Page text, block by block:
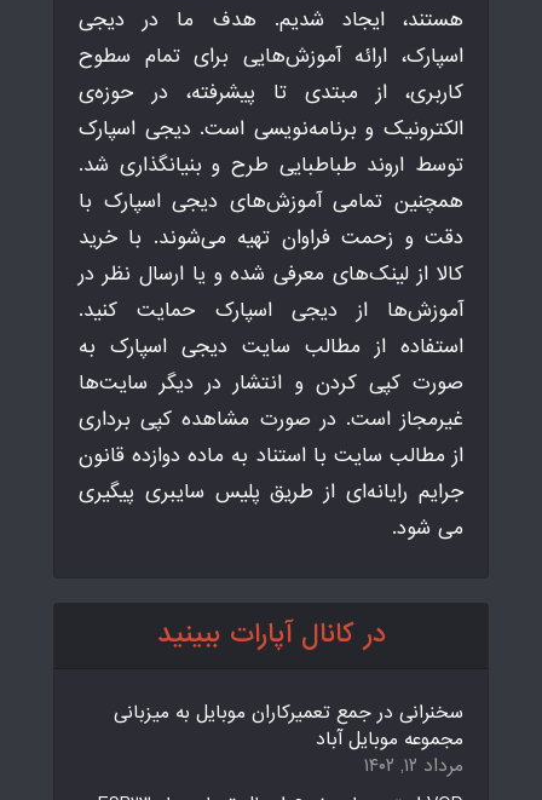
هستند، ایجاد شدیم. هدف ما در دیجی
اسپارک، ارائه آموزش‌هایی برای تمام سطوح
کاربری، از مبتدی تا پیشرفته، در حوزه‌ی
الکترونیک و برنامه‌نویسی است. دیجی اسپارک
توسط اروند طباطبایی طرح و بنیانگذاری شد.
همچنین تمامی آموزش‌های دیجی اسپارک با
دقت و زحمت فراوان تهیه می‌شوند. با خرید
کالا از لینک‌های معرفی شده و یا ارسال نظر در
آموزش‌ها از دیجی اسپارک حمایت کنید.
استفاده از مطالب سایت دیجی اسپارک به
صورت کپی کردن و انتشار در دیگر سایت‌ها
غیرمجاز است. در صورت مشاهده کپی برداری
از مطالب سایت با استناد به ماده دوازده قانون
جرایم رایانه‌ای از طریق پلیس سایبری پیگیری
می شود.
در کانال آپارات ببینید
سخنرانی در جمع تعمیرکاران موبایل به میزبانی
مجموعه موبایل آباد
مرداد ۱۲, ۱۴۰۲